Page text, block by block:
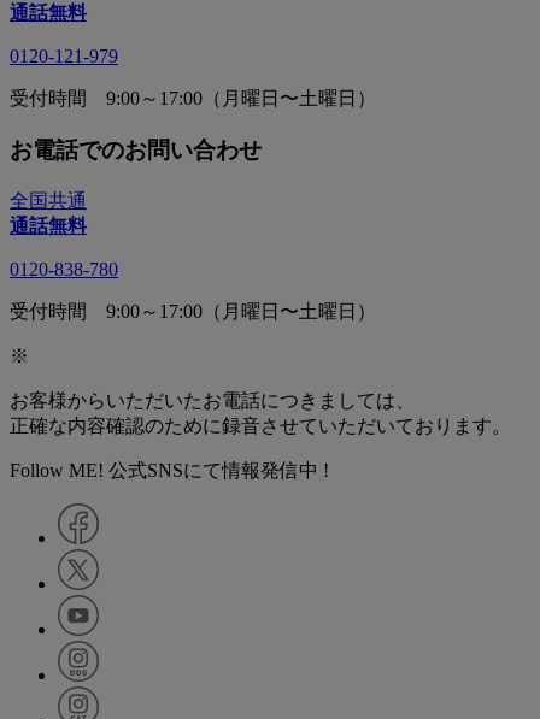
通話無料
0120-121-979
受付時間 9:00～17:00（月曜日〜土曜日）
お電話でのお問い合わせ
全国共通
通話無料
0120-838-780
受付時間 9:00～17:00（月曜日〜土曜日）
※
お客様からいただいたお電話につきましては、
正確な内容確認のために録音させていただいております。
Follow ME! 公式SNSにて情報発信中 !